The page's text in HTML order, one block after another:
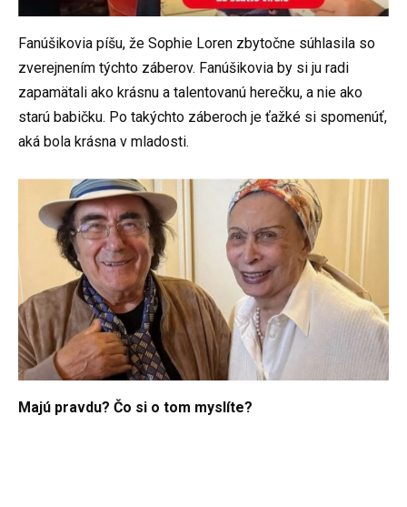
Fanúšikovia píšu, že Sophie Loren zbytočne súhlasila so
zverejnením týchto záberov. Fanúšikovia by si ju radi
zapamätali ako krásnu a talentovanú herečku, a nie ako
starú babičku. Po takýchto záberoch je ťažké si spomenúť,
aká bola krásna v mladosti.
Majú pravdu? Čo si o tom myslíte?